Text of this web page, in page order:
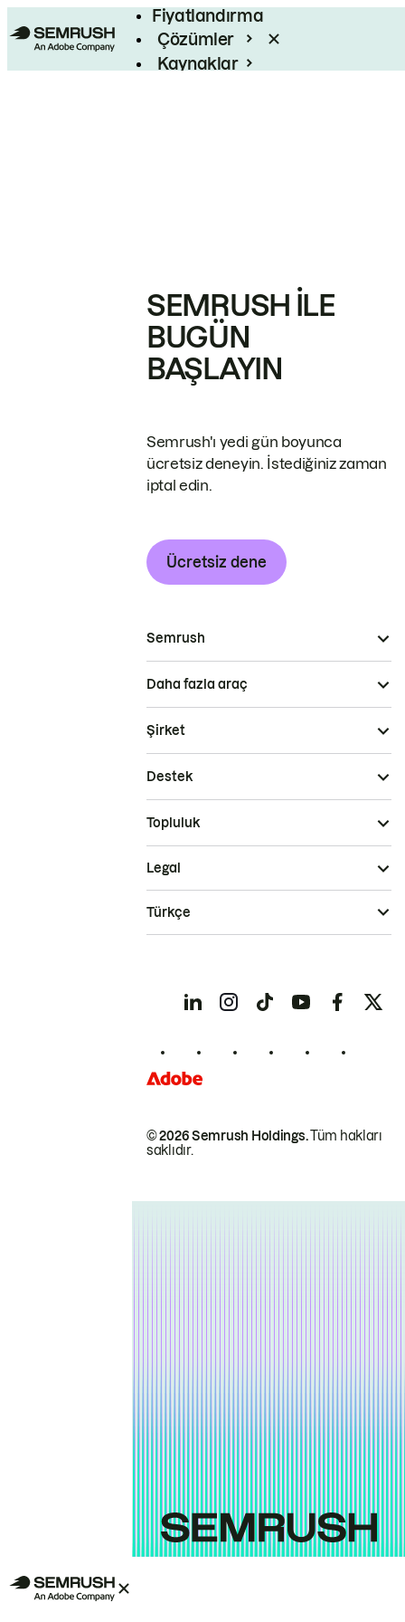
Fiyatlandırma
Çözümler
Kaynaklar
SEMRUSH ILE
BUGÜN
BAŞLAYIN
Semrush'ı yedi gün boyunca
ücretsiz deneyin. İstediğiniz zaman
iptal edin.
Ücretsiz dene
Semrush
Daha fazla araç
Şirket
Destek
Topluluk
© 2026 Semrush Holdings.Tüm hakları
saklıdır.
Legal
Türkçe